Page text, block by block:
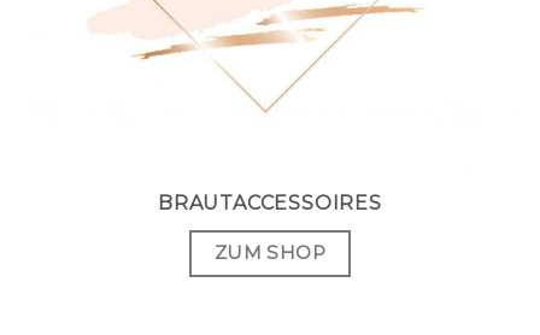
BRAUTACCESSOIRES
ZUM SHOP